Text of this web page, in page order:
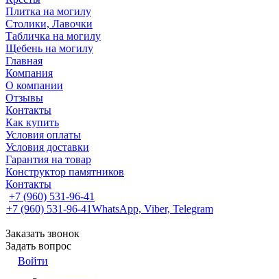
Плитка на могилу
Столики, Лавочки
Табличка на могилу
Щебень на могилу
Главная
Компания
О компании
Отзывы
Контакты
Как купить
Условия оплаты
Условия доставки
Гарантия на товар
Конструктор памятников
Контакты
+7 (960) 531-96-41
+7 (960) 531-96-41WhatsApp, Viber, Telegram
Заказать звонок
Задать вопрос
Войти